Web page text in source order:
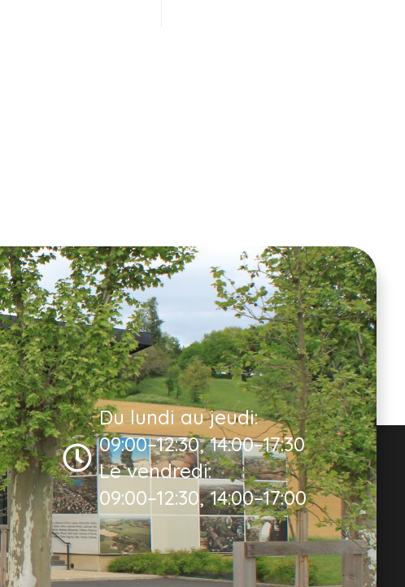
Du lundi au jeudi:
09:00–12:30, 14:00–17:30
Le vendredi:
09:00–12:30, 14:00–17:00